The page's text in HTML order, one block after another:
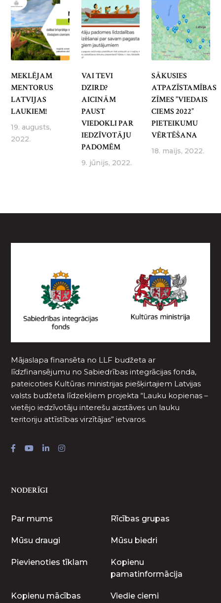
MEKLĒJAM
MENTORUS
LATVIJAS
LAUKIEM!
19. augusts,
2022.
VAI TEVI
DZIRD?
AICINĀM
PAUST
VIEDOKLI PAR
IEDZĪVOTĀJU
PADOMĒM
9. jūnijs, 2022.
SĀKUSIES
ATPAZĪSTAMĪBAS
ZĪMES ”VIEDAIS
CIEMS 2022”
PIETEIKUMU
VĒRTĒŠANA
18. maijs, 2022.
Mājaslapa finansēta no LLF budžeta ar
līdzfinansējumu no Sabiedrības integrācijas fonda,
pateicoties Kultūras ministrijas piešķirtajiem Latvijas
valsts budžeta līdzekļiem projekta “Lauku kopienas –
vietējo iedzīvotāju interešu aizstāves un lauku
teritoriju attīstības virzītājas” ietvaros.
NODERĪGI
Par mums Rīcības grupas
Mūsu draugi Mūsu biedri
Pievienoties tīklam
Kopienu
pamatinformācija
Kopienu mācības Viedie ciemi